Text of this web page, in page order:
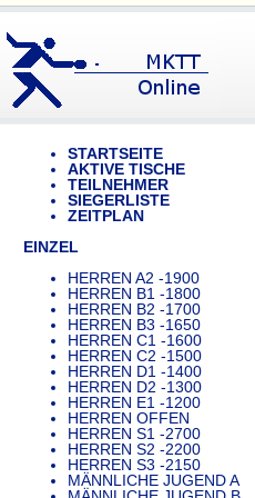
STARTSEITE
AKTIVE TISCHE
TEILNEHMER
SIEGERLISTE
ZEITPLAN
EINZEL
HERREN A2 -1900
HERREN B1 -1800
HERREN B2 -1700
HERREN B3 -1650
HERREN C1 -1600
HERREN C2 -1500
HERREN D1 -1400
HERREN D2 -1300
HERREN E1 -1200
HERREN OFFEN
HERREN S1 -2700
HERREN S2 -2200
HERREN S3 -2150
MÄNNLICHE JUGEND A